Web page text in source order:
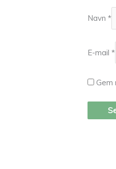
Navn *
E-mail *
Gem